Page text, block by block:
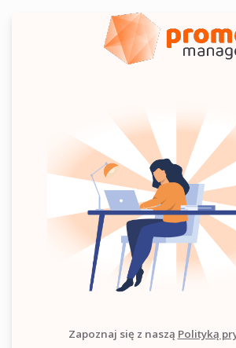
Zapoznaj się z naszą Polityką